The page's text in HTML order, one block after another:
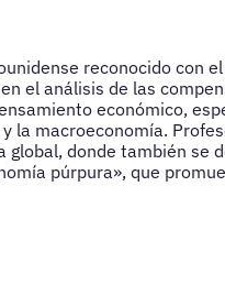
reconocido con
el análisis de las
económico,
la macroeconomía.
global, donde también se
púrpura», que